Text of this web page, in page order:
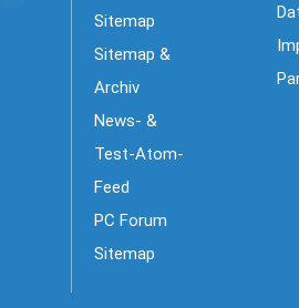
Sitemap
Sitemap &
Archiv
News- &
Test-Atom-
Feed
PC Forum
Sitemap